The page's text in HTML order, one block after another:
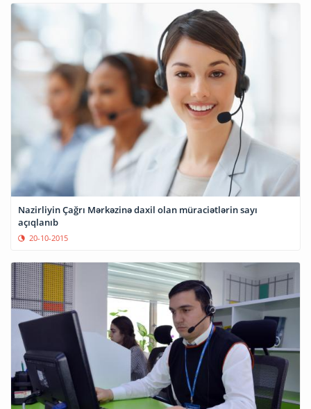
Nazirliyin Çağrı Mərkəzinə daxil olan müraciətlərin sayı
açıqlanıb
20-10-2015